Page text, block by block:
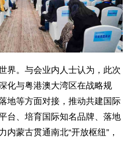
界。与会业内人士认为，此次
化与粤港澳大湾区在战略规
地等方面对接，推动共建国际
台、培育国际知名品牌、落地
内蒙古贯通南北“开放枢纽”，